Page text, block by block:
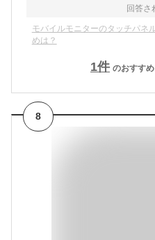
回答さ
モバイルモニターのタッチパネ
めは？
1件 のおすす
8